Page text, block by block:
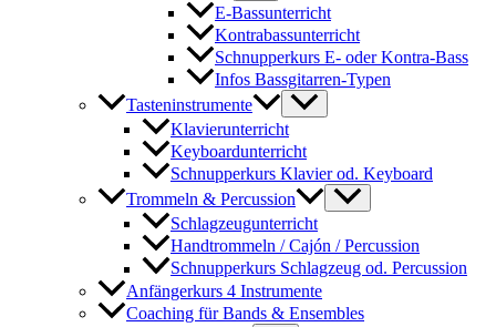
E-Bassunterricht
Kontrabassunterricht
Schnupperkurs E- oder Kontra-Bass
Infos Bassgitarren-Typen
Tasteninstrumente
Klavierunterricht
Keyboardunterricht
Schnupperkurs Klavier od. Keyboard
Trommeln & Percussion
Schlagzeugunterricht
Handtrommeln / Cajón / Percussion
Schnupperkurs Schlagzeug od. Percussion
Anfängerkurs 4 Instrumente
Coaching für Bands & Ensembles